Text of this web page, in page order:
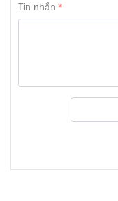
Tin nhắn